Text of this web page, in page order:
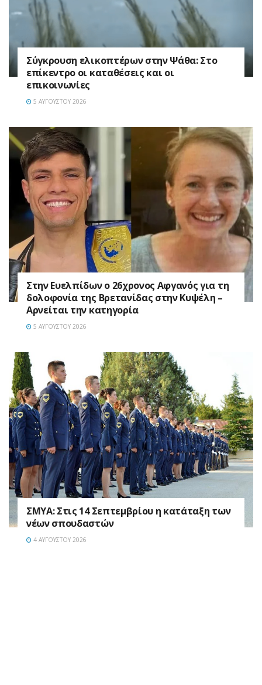
Σύγκρουση ελικοπτέρων στην Ψάθα: Στο
επίκεντρο οι καταθέσεις και οι
επικοινωνίες
5 ΑΥΓΟΎΣΤΟΥ 2026
Στην Ευελπίδων ο 26χρονος Αφγανός για τη
δολοφονία της Βρετανίδας στην Κυψέλη –
Αρνείται την κατηγορία
5 ΑΥΓΟΎΣΤΟΥ 2026
ΣΜΥΑ: Στις 14 Σεπτεμβρίου η κατάταξη των
νέων σπουδαστών
4 ΑΥΓΟΎΣΤΟΥ 2026